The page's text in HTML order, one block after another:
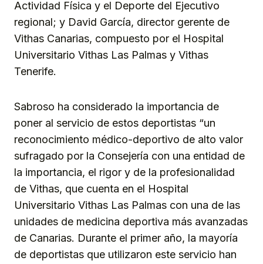
Actividad Física y el Deporte del Ejecutivo
regional; y David García, director gerente de
Vithas Canarias, compuesto por el Hospital
Universitario Vithas Las Palmas y Vithas
Tenerife.
Sabroso ha considerado la importancia de
poner al servicio de estos deportistas “un
reconocimiento médico-deportivo de alto valor
sufragado por la Consejería con una entidad de
la importancia, el rigor y de la profesionalidad
de Vithas, que cuenta en el Hospital
Universitario Vithas Las Palmas con una de las
unidades de medicina deportiva más avanzadas
de Canarias. Durante el primer año, la mayoría
de deportistas que utilizaron este servicio han